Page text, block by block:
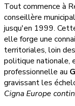
Tout commence à
conseillère
jusqu'en 1999.
elle forge une
territoriales, loin
politique nationale,
professionnelle au
gravissant les
Cigna Europe